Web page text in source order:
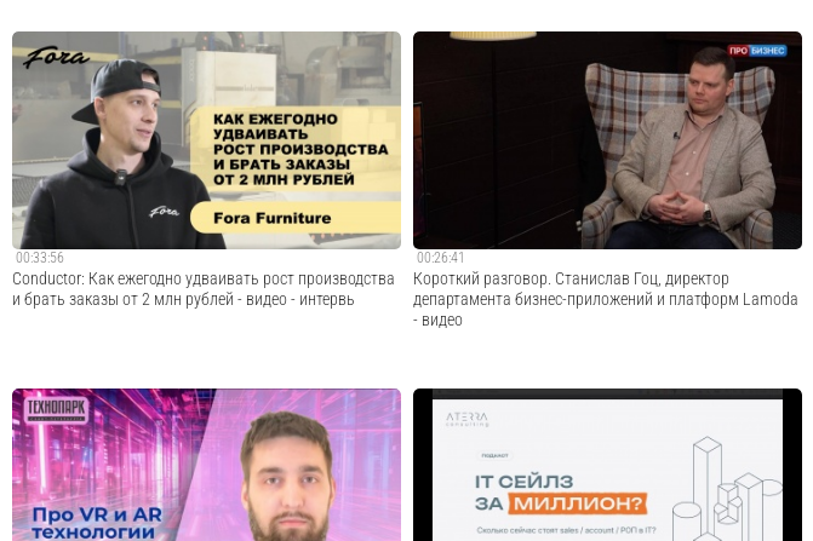
Александра Мельникова, директор по связям с
инвесторами ПАО «Софтлайн», в интервью с аналитиком
брокера КИТ Финанс обсудили результаты ПАО
«Софтлайн» за 2024 год, сделки M&A и планы компании
на 2025 год. https://softlinegroup.com/invest...
Cмотреть видео
Как устроен бизнес beauty-ритейлера «Рив Гош»? Какие
инструменты помогают привлекать и удерживать
клиентов? Как компания выстраивает работу с
маркетплейсами, и какие каналы в приоритете? Как
создаются собственные торговые марки — от и...
Cмотреть видео
00:33:56
Conductor: Как ежегодно удваивать рост производства
и брать заказы от 2 млн рублей - видео - интервь
Интервью с основателем мебельного производства Fora
Кириллом Большаковым о том, как управлять
процессами производства по мере роста и развития
компании. - Как возникла идея бизнеса - Какие основные
этапы роста из гаража в производство -...
00:26:41
Короткий разговор. Станислав Гоц, директор
департамента бизнес-приложений и платформ Lamoda
- видео
В эфире программы «Короткий разговор» мы
встретились со Станиславом Гоцем, директором
департамента бизнес-приложений и платформ компании
Lamoda. Как развивалась ИТ-инфраструктура за
последние два года, как проходит процесс
импортозамещения...